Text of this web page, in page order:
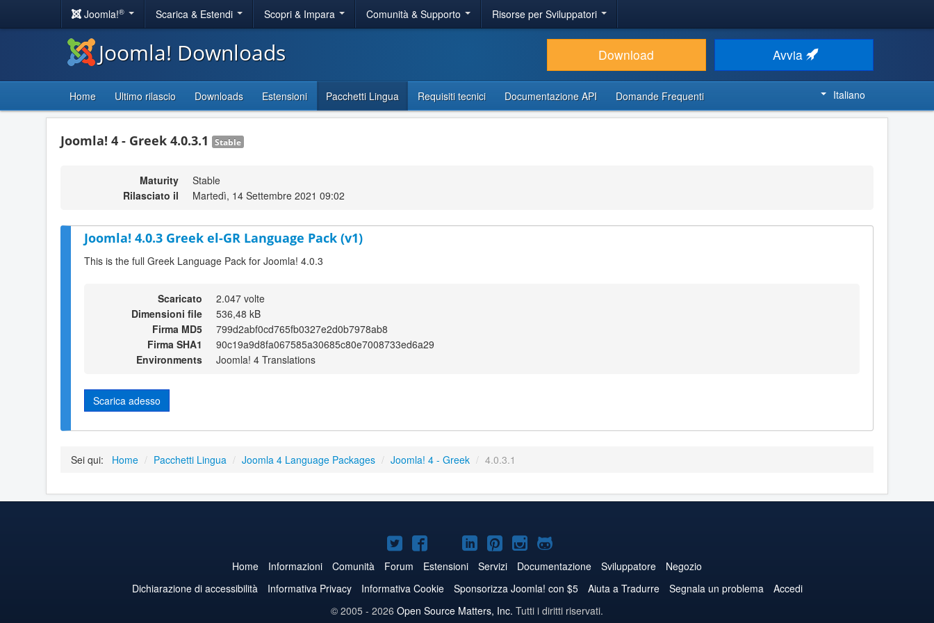
Joomla!® Scarica & Estendi Scopri & Impara Comunità & Supporto Risorse per Sviluppatori
Joomla! Downloads Download Avvia
Home Ultimo rilascio Downloads Estensioni Pacchetti Lingua Requisiti tecnici Documentazione API Domande Frequenti Italiano
Joomla! 4 - Greek 4.0.3.1 Stable
Maturity
Stable
Rilasciato il
Martedì, 14 Settembre 2021 09:02
Joomla! 4.0.3 Greek el-GR Language Pack (v1)
This is the full Greek Language Pack for Joomla! 4.0.3
Scaricato
2.047 volte
Dimensioni file
536,48 kB
Firma MD5
799d2abf0cd765fb0327e2d0b7978ab8
Firma SHA1
90c19a9d8fa067585a30685c80e7008733ed6a29
Environments
Joomla! 4 Translations
Scarica adesso
Sei qui: Home / Pacchetti Lingua / Joomla 4 Language Packages / Joomla! 4 - Greek / 4.0.3.1
Joomla!
su
Twitter
Joomla!
su
Facebook
Joomla!
su
YouTube
Joomla!
su
LinkedIn
Joomla!
su
Pinterest
Joomla!
su
Instagram
Joomla!
su
GitHub
Home Informazioni Comunità Forum Estensioni Servizi Documentazione Sviluppatore
Negozio
Dichiarazione di accessibilità
Informativa Privacy Informativa Cookie Sponsorizza Joomla! con $5 Aiuta a Tradurre Segnala un problema
Accedi
© 2005 - 2026 Open Source Matters, Inc. Tutti i diritti riservati.